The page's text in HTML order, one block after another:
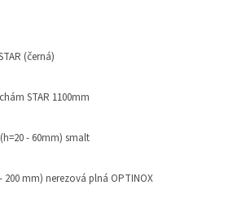
(černá)
STAR 1100mm
- 60mm) smalt
200 mm) nerezová plná OPTINOX